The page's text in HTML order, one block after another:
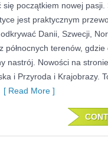
się początkiem nowej pasji.
jest praktycznym
Danii, Szwecji,
północnych terenów, gdzie
nastrój. Nowości na
i Przyroda i Krajobrazy.
[ Read More ]